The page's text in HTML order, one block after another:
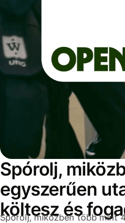
Spórolj,
egyszerűen
költesz és
Spórolj, miközben több mint